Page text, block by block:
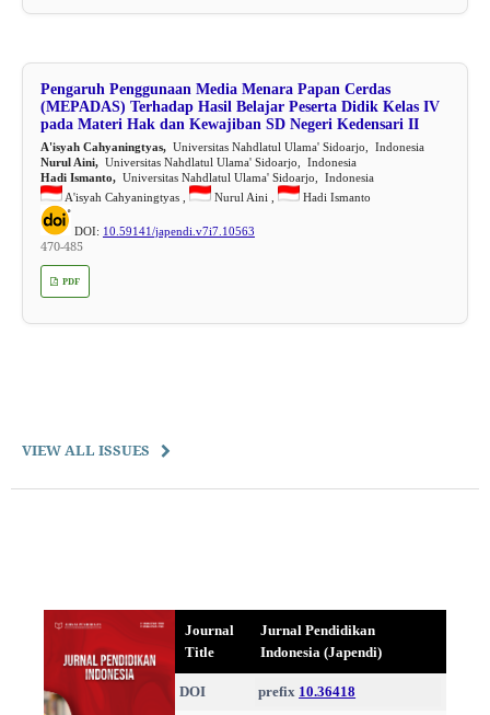
Pengaruh Penggunaan Media Menara Papan Cerdas
(MEPADAS) Terhadap Hasil Belajar Peserta Didik Kelas IV
pada Materi Hak dan Kewajiban SD Negeri Kedensari II
A'isyah Cahyaningtyas,Universitas Nahdlatul Ulama' Sidoarjo, Indonesia
Nurul Aini,Universitas Nahdlatul Ulama' Sidoarjo, Indonesia
Hadi Ismanto,Universitas Nahdlatul Ulama' Sidoarjo, Indonesia
A'isyah Cahyaningtyas ,
Nurul Aini , Hadi Ismanto
DOI: 10.59141/japendi.v7i7.10563
470-485
PDF
VIEW ALL ISSUES
Journal
Title
Jurnal Pendidikan
Indonesia (Japendi)
DOI prefix 10.36418